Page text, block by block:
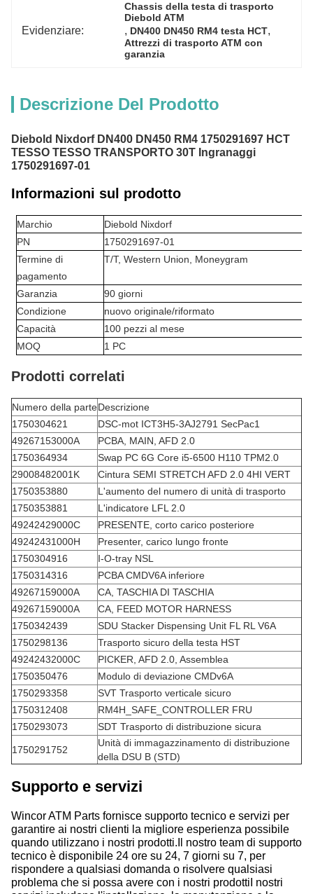
Evidenziare:
Chassis della testa di trasporto
Diebold ATM
, DN400 DN450 RM4 testa HCT,
Attrezzi di trasporto ATM con
garanzia
Descrizione Del Prodotto
Diebold Nixdorf DN400 DN450 RM4 1750291697 HCT
TESSO TESSO TRANSPORTO 30T Ingranaggi
1750291697-01
Informazioni sul prodotto
Marchio
Diebold Nixdorf
PN
1750291697-01
Termine di
pagamento
T/T, Western Union, Moneygram
Garanzia
90 giorni
Condizione
nuovo originale/riformato
Capacità
100 pezzi al mese
MOQ
1 PC
Prodotti correlati
Numero della parteDescrizione
1750304621
DSC-mot ICT3H5-3AJ2791 SecPac1
49267153000A
PCBA, MAIN, AFD 2.0
1750364934
Swap PC 6G Core i5-6500 H110 TPM2.0
29008482001K
Cintura SEMI STRETCH AFD 2.0 4HI VERT
1750353880
L'aumento del numero di unità di trasporto
1750353881
L'indicatore LFL 2.0
49242429000C
PRESENTE, corto carico posteriore
49242431000H
Presenter, carico lungo fronte
1750304916
I-O-tray NSL
1750314316
PCBA CMDV6A inferiore
49267159000A
CA, TASCHIA DI TASCHIA
49267159000A
CA, FEED MOTOR HARNESS
1750342439
SDU Stacker Dispensing Unit FL RL V6A
1750298136
Trasporto sicuro della testa HST
49242432000C
PICKER, AFD 2.0, Assemblea
1750350476
Modulo di deviazione CMDv6A
1750293358
SVT Trasporto verticale sicuro
1750312408
RM4H_SAFE_CONTROLLER FRU
1750293073
SDT Trasporto di distribuzione sicura
1750291752
Unità di immagazzinamento di distribuzione
della DSU B (STD)
Supporto e servizi
Wincor ATM Parts fornisce supporto tecnico e servizi per
garantire ai nostri clienti la migliore esperienza possibile
quando utilizzano i nostri prodotti.Il nostro team di supporto
tecnico è disponibile 24 ore su 24, 7 giorni su 7, per
rispondere a qualsiasi domanda o risolvere qualsiasi
problema che si possa avere con i nostri prodottiI nostri